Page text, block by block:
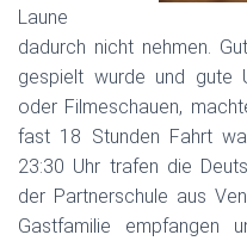
Laune
dadurch nicht nehmen.
gespielt wurde und gute
oder Filmeschauen,
fast 18 Stunden Fahrt
23:30 Uhr trafen die
der Partnerschule aus
Gastfamilie empfangen